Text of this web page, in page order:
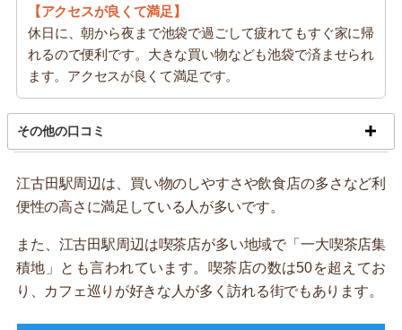
【アクセスが良くて満足】
休日に、朝から夜まで池袋で過ごして疲れてもすぐ家に帰
れるので便利です。大きな買い物なども池袋で済ませられ
ます。アクセスが良くて満足です。
その他の口コミ
江古田駅周辺は、買い物のしやすさや飲食店の多さなど利
便性の高さに満足している人が多いです。
また、江古田駅周辺は喫茶店が多い地域で「一大喫茶店集
積地」とも言われています。喫茶店の数は50を超えてお
り、カフェ巡りが好きな人が多く訪れる街でもあります。